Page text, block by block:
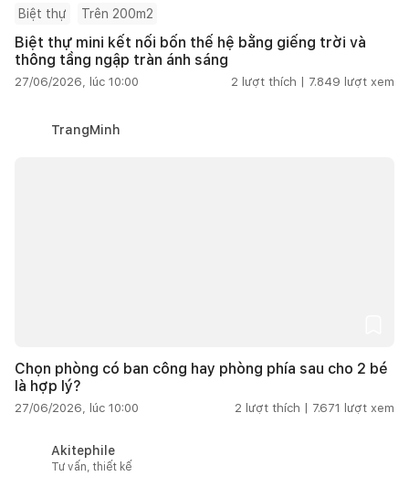
Biệt thự Trên 200m2
Biệt thự mini kết nối bốn thế hệ bằng giếng trời và
thông tầng ngập tràn ánh sáng
27/06/2026, lúc 10:00 2 lượt thích | 7.849 lượt xem
TrangMinh
Chọn phòng có ban công hay phòng phía sau cho 2 bé
là hợp lý?
27/06/2026, lúc 10:00 2 lượt thích | 7.671 lượt xem
Akitephile
Tư vấn, thiết kế